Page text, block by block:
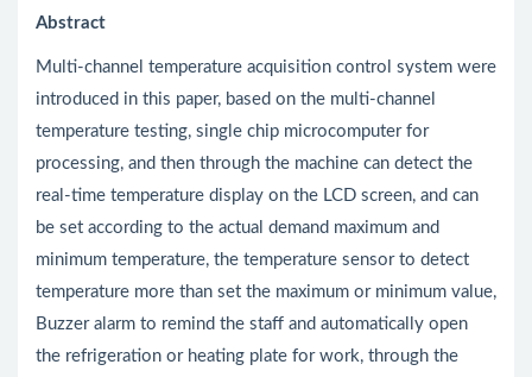
Abstract
Multi-channel temperature acquisition control system were
introduced in this paper, based on the multi-channel
temperature testing, single chip microcomputer for
processing, and then through the machine can detect the
real-time temperature display on the LCD screen, and can
be set according to the actual demand maximum and
minimum temperature, the temperature sensor to detect
temperature more than set the maximum or minimum value,
Buzzer alarm to remind the staff and automatically open
the refrigeration or heating plate for work, through the